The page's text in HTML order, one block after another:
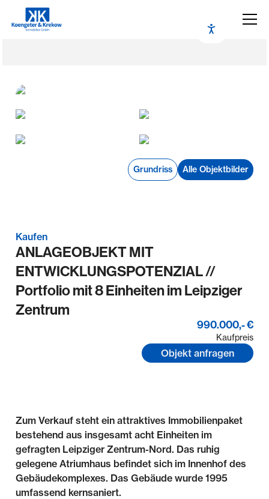
Grundriss Alle Objektbilder
Kaufen
ANLAGEOBJEKT MIT
ENTWICKLUNGSPOTENZIAL //
Portfolio mit 8 Einheiten im Leipziger
Zentrum
990.000,- €
Kaufpreis
Objekt anfragen
Zum Verkauf steht ein attraktives Immobilienpaket
bestehend aus insgesamt acht Einheiten im
gefragten Leipziger Zentrum-Nord. Das ruhig
gelegene Atriumhaus befindet sich im Innenhof des
Gebäudekomplexes. Das Gebäude wurde 1995
umfassend kernsaniert.